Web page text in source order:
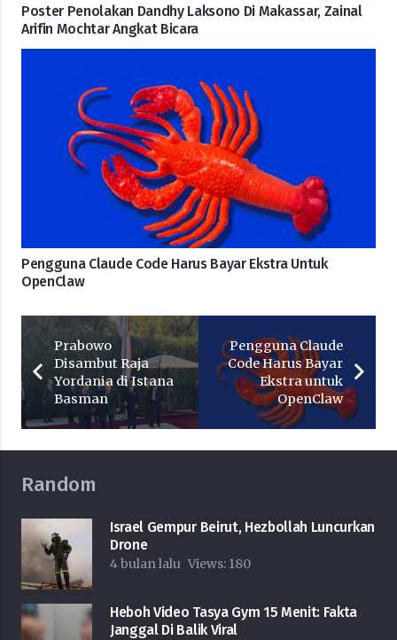
Poster Penolakan Dandhy Laksono Di Makassar, Zainal
Arifin Mochtar Angkat Bicara
Pengguna Claude Code Harus Bayar Ekstra Untuk
OpenClaw
Prabowo
Disambut Raja
Yordania di Istana
Basman
Pengguna Claude
Code Harus Bayar
Ekstra untuk
OpenClaw
Random
Israel Gempur Beirut, Hezbollah Luncurkan
Drone
4 bulan lalu Views: 180
Heboh Video Tasya Gym 15 Menit: Fakta
Janggal Di Balik Viral